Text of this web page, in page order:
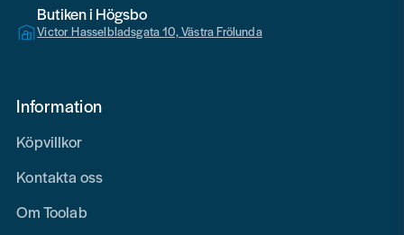
Butiken i Högsbo
Victor Hasselbladsgata 10, Västra Frölunda
Information
Köpvillkor
Kontakta oss
Om Toolab